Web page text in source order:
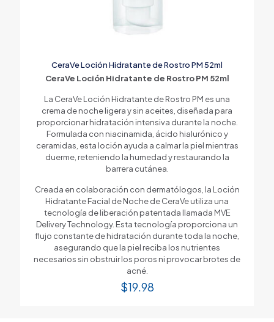
CeraVe Loción Hidratante de Rostro PM 52ml
CeraVe Loción Hidratante de Rostro PM 52ml
La CeraVe Loción Hidratante de Rostro PM es una
crema de noche ligera y sin aceites, diseñada para
proporcionar hidratación intensiva durante la noche.
Formulada con niacinamida, ácido hialurónico y
ceramidas, esta loción ayuda a calmar la piel mientras
duerme, reteniendo la humedad y restaurando la
barrera cutánea.
Creada en colaboración con dermatólogos, la Loción
Hidratante Facial de Noche de CeraVe utiliza una
tecnología de liberación patentada llamada MVE
Delivery Technology. Esta tecnología proporciona un
flujo constante de hidratación durante toda la noche,
asegurando que la piel reciba los nutrientes
necesarios sin obstruir los poros ni provocar brotes de
acné.
$19.98